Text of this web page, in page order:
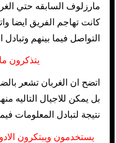
مارزلوف السابقه حتي
كانت تهاجم الفريق ايضا
التواصل فيما بينهم وتبادل
يتذكرون
اتضح ان الغربان تشعر
بل يمكن للاجيال التاليه
نتيجة لتبادل المعلومات
يستخدمون ويبتكرون